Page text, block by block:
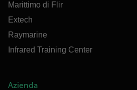
Marittimo di Flir
Extech
Raymarine
Infrared Training Center
Azienda